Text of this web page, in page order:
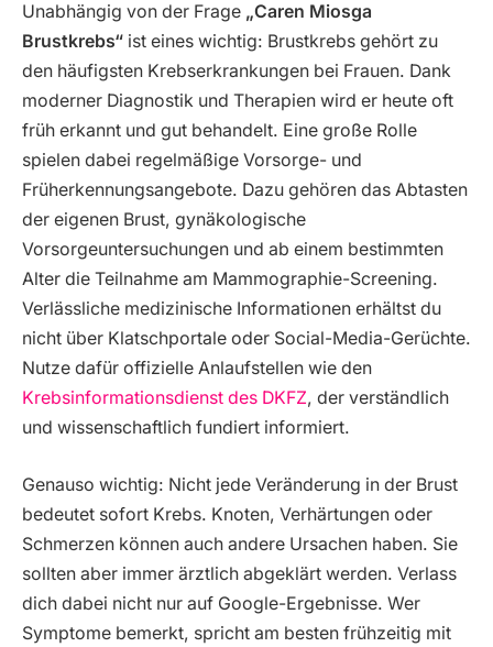
Unabhängig von der Frage „Caren Miosga
Brustkrebs“ ist eines wichtig: Brustkrebs gehört zu
den häufigsten Krebserkrankungen bei Frauen. Dank
moderner Diagnostik und Therapien wird er heute oft
früh erkannt und gut behandelt. Eine große Rolle
spielen dabei regelmäßige Vorsorge- und
Früherkennungsangebote. Dazu gehören das Abtasten
der eigenen Brust, gynäkologische
Vorsorgeuntersuchungen und ab einem bestimmten
Alter die Teilnahme am Mammographie-Screening.
Verlässliche medizinische Informationen erhältst du
nicht über Klatschportale oder Social-Media-Gerüchte.
Nutze dafür offizielle Anlaufstellen wie den
Krebsinformationsdienst des DKFZ, der verständlich
und wissenschaftlich fundiert informiert.
Genauso wichtig: Nicht jede Veränderung in der Brust
bedeutet sofort Krebs. Knoten, Verhärtungen oder
Schmerzen können auch andere Ursachen haben. Sie
sollten aber immer ärztlich abgeklärt werden. Verlass
dich dabei nicht nur auf Google-Ergebnisse. Wer
Symptome bemerkt, spricht am besten frühzeitig mit